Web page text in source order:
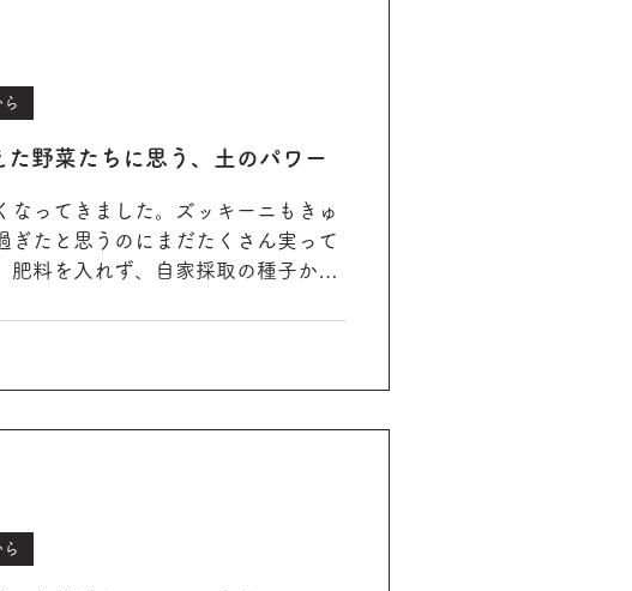
た野菜たちに思う、土のパワー
なってきました。ズッキーニもきゅ
ぎたと思うのにまだたくさん実って
肥料を入れず、自家採取の種子から
。全天候に土が対...